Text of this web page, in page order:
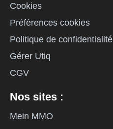
Cookies
Préférences cookies
Politique de confidentialité
Gérer Utiq
CGV
Nos sites :
Mein MMO